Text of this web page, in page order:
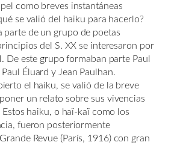
como breves instantáneas
se valió del haiku para hacerlo?
parte de un grupo de poetas
del S. XX se interesaron por
De este grupo formaban parte Paul
Paul Éluard y Jean Paulhan.
el haiku, se valió de la breve
un relato sobre sus vivencias
haiku, o haï-kaï como los
fueron posteriormente
Revue (París, 1916) con gran